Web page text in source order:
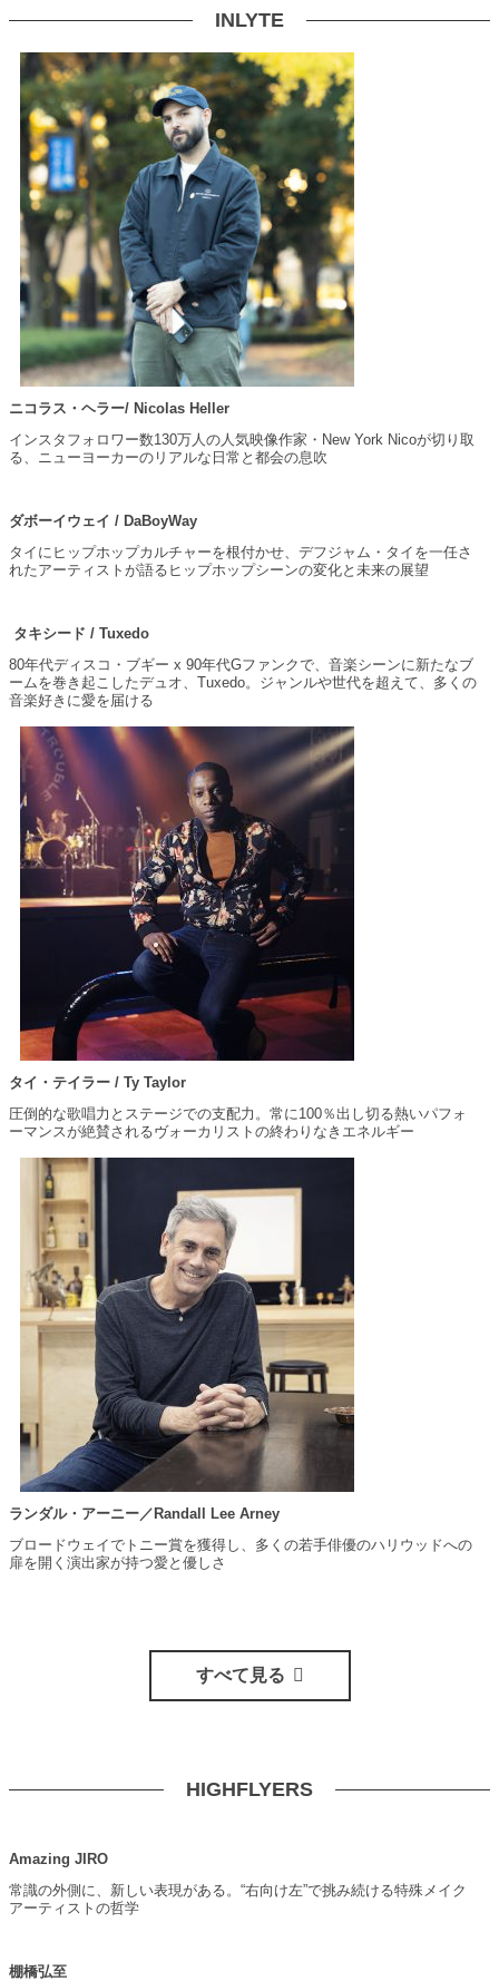
INLYTE
ニコラス・ヘラー/ Nicolas Heller
インスタフォロワー数130万人の人気映像作家・New York Nicoが切り取
る、ニューヨーカーのリアルな日常と都会の息吹
ダボーイウェイ / DaBoyWay
タイにヒップホップカルチャーを根付かせ、デフジャム・タイを一任さ
れたアーティストが語るヒップホップシーンの変化と未来の展望
タキシード / Tuxedo
80年代ディスコ・ブギー x 90年代Gファンクで、音楽シーンに新たなブ
ームを巻き起こしたデュオ、Tuxedo。ジャンルや世代を超えて、多くの
音楽好きに愛を届ける
タイ・テイラー / Ty Taylor
圧倒的な歌唱力とステージでの支配力。常に100％出し切る熱いパフォ
ーマンスが絶賛されるヴォーカリストの終わりなきエネルギー
ランダル・アーニー／Randall Lee Arney
ブロードウェイでトニー賞を獲得し、多くの若手俳優のハリウッドへの
扉を開く演出家が持つ愛と優しさ
すべて見る
HIGHFLYERS
Amazing JIRO
常識の外側に、新しい表現がある。“右向け左”で挑み続ける特殊メイク
アーティストの哲学
棚橋弘至